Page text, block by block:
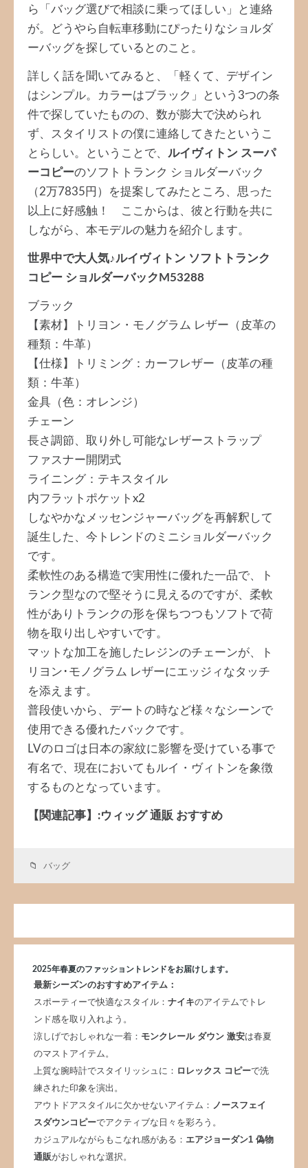
ら「バッグ選びで相談に乗ってほしい」と連絡
が。どうやら自転車移動にぴったりなショルダ
ーバッグを探しているとのこと。
詳しく話を聞いてみると、「軽くて、デザイン
はシンプル。カラーはブラック」という3つの条
件で探していたものの、数が膨大で決められ
ず、スタイリストの僕に連絡してきたというこ
とらしい。ということで、 ルイヴィトン スーパ
ーコピーのソフトトランク ショルダーバック
（2万7835円）を提案してみたところ、思った
以上に好感触！ ここからは、彼と行動を共に
しながら、本モデルの魅力を紹介します。
世界中で大人気♪ルイヴィトン ソフトトランク
コピー ショルダーバックM53288
ブラック
【素材】トリヨン・モノグラム レザー（皮革の
種類：牛革）
【仕様】トリミング：カーフレザー（皮革の種
類：牛革）
金具（色：オレンジ）
チェーン
長さ調節、取り外し可能なレザーストラップ
ファスナー開閉式
ライニング：テキスタイル
内フラットポケットx2
しなやかなメッセンジャーバッグを再解釈して
誕生した、今トレンドのミニショルダーバック
です。
柔軟性のある構造で実用性に優れた一品で、ト
ランク型なので堅そうに見えるのですが、柔軟
性がありトランクの形を保ちつつもソフトで荷
物を取り出しやすいです。
マットな加工を施したレジンのチェーンが、ト
リヨン･モノグラム レザーにエッジィなタッチ
を添えます。
普段使いから、デートの時など様々なシーンで
使用できる優れたバックです。
LVのロゴは日本の家紋に影響を受けている事で
有名で、現在においてもルイ・ヴィトンを象徴
するものとなっています。
【関連記事】:ウィッグ 通販 おすすめ
バッグ
2025年春夏のファッショントレンドをお届けします。
最新シーズンのおすすめアイテム：
スポーティーで快適なスタイル： ナイキのアイテムでトレ
ンド感を取り入れよう。
涼しげでおしゃれな一着： モンクレール ダウン 激安は春夏
のマストアイテム。
上質な腕時計でスタイリッシュに： ロレックス コピーで洗
練された印象を演出。
アウトドアスタイルに欠かせないアイテム： ノースフェイ
スダウンコピーでアクティブな日々を彩ろう。
カジュアルながらもこなれ感がある： エアジョーダン1 偽物
通販がおしゃれな選択。